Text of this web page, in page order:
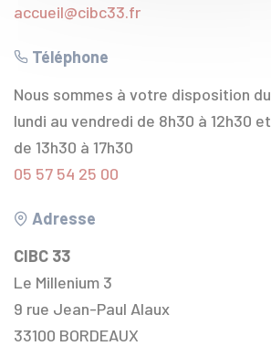
accueil@cibc33.fr
Téléphone
Nous sommes à votre disposition du
lundi au vendredi de 8h30 à 12h30 et
de 13h30 à 17h30
05 57 54 25 00
Adresse
CIBC 33
Le Millenium 3
9 rue Jean-Paul Alaux
33100 BORDEAUX